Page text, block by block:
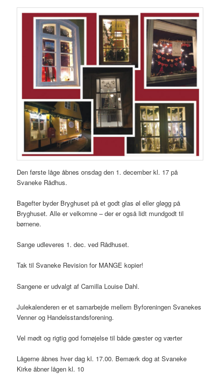
Den første låge åbnes onsdag den 1. december kl. 17 på
Svaneke Rådhus.
Bagefter byder Bryghuset på et godt glas øl eller gløgg på
Bryghuset. Alle er velkomne – der er også lidt mundgodt til
børnene.
Sange udleveres 1. dec. ved Rådhuset.
Tak til Svaneke Revision for MANGE kopier!
Sangene er udvalgt af Camilla Louise Dahl.
Julekalenderen er et samarbejde mellem Byforeningen Svanekes
Venner og Handelsstandsforening.
Vel mødt og rigtig god fornøjelse til både gæster og værter
Lågerne åbnes hver dag kl. 17.00. Bemærk dog at Svaneke
Kirke åbner lågen kl. 10